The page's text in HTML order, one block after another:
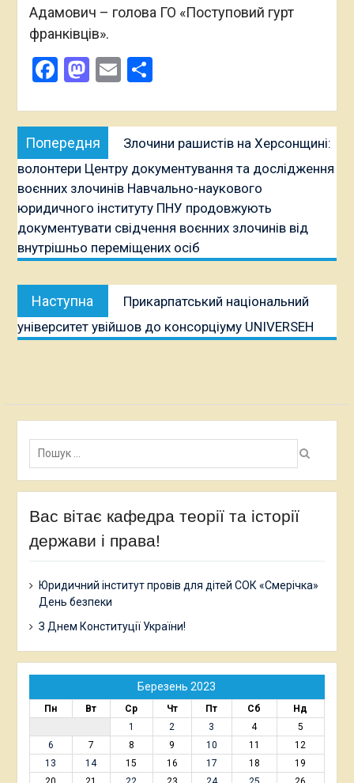
Адамович – голова ГО «Поступовий гурт
франківців».
Facebook
Mastodon
EmailПоділитися
Навігація
записів
Попередня
публікація:
Злочини рашистів на Херсонщині:
волонтери Центру документування та дослідження
воєнних злочинів Навчально-наукового
юридичного інституту ПНУ продовжують
документувати свідчення воєнних злочинів від
внутрішньо переміщених осіб
Наступна
публікація:
Прикарпатський національний
університет увійшов до консорціуму UNIVERSEH
Пошук:
Вас вітає кафедра теорії та історії
держави і права!
Юридичний інститут провів для дітей СОК «Смерічка»
День безпеки
З Днем Конституції України!
Березень 2023
Пн Вт Ср Чт Пт Сб
Нд
1
2 3 4
5
6
7 8 9 10 11
12
13
14 15 16 17 18
19